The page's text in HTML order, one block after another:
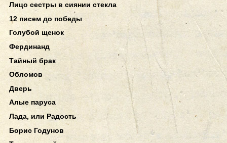
Лицо сестры в сиянии стекла
12 писем до победы
Голубой щенок
Фердинанд
Тайный брак
Обломов
Дверь
Алые паруса
Лада, или Радость
Борис Годунов